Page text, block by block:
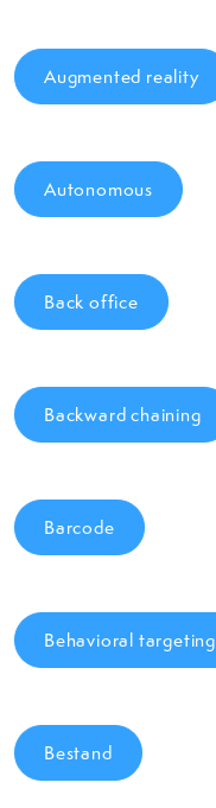
Augmented reality
Autonomous
Back office
Backward chaining
Barcode
Behavioral targeting
Bestand